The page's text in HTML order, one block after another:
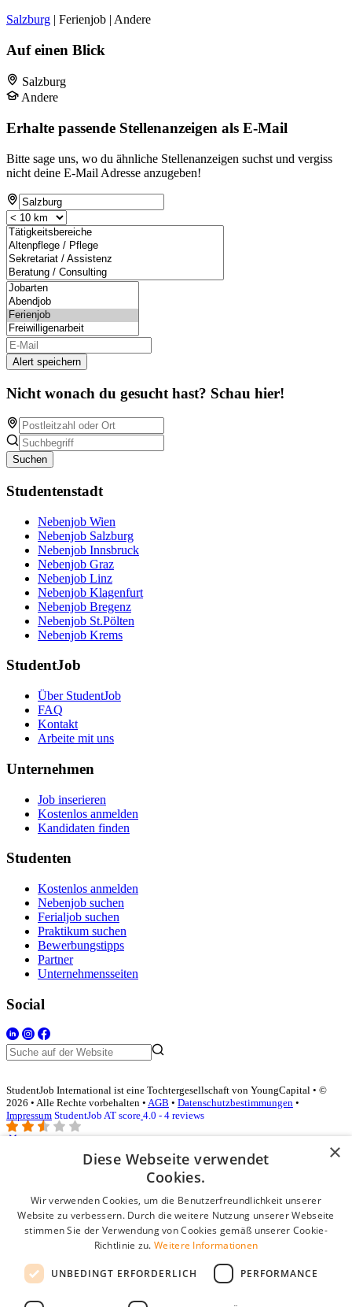
Salzburg | Ferienjob | Andere
Auf einen Blick
Salzburg
Andere
Erhalte passende Stellenanzeigen als E-Mail
Bitte sage uns, wo du ähnliche Stellenanzeigen suchst und vergiss
nicht deine E-Mail Adresse anzugeben!
Alert speichern
Nicht wonach du gesucht hast? Schau hier!
Suchen
Studentenstadt
Nebenjob Wien
Nebenjob Salzburg
Nebenjob Innsbruck
Nebenjob Graz
Nebenjob Linz
Nebenjob Klagenfurt
Nebenjob Bregenz
Nebenjob St.Pölten
Nebenjob Krems
StudentJob
Über StudentJob
FAQ
Kontakt
Arbeite mit uns
Unternehmen
Job inserieren
Kostenlos anmelden
Kandidaten finden
Studenten
Kostenlos anmelden
Nebenjob suchen
Ferialjob suchen
Praktikum suchen
Bewerbungstipps
Partner
Unternehmensseiten
Social
StudentJob International ist eine Tochtergesellschaft von YoungCapital • ©
2026 • Alle Rechte vorbehalten • AGB • Datenschutzbestimmungen •
Impressum StudentJob AT score 4.0 - 4 reviews
Login für Unternehmen
E-Mail*
Passwort
Angemeldet bleiben
Passwort vergessen?
×
Diese Webseite verwendet
Cookies.
Wir verwenden Cookies, um die Benutzerfreundlichkeit unserer
Website zu verbessern. Durch die weitere Nutzung unserer Webseite
stimmen Sie der Verwendung von Cookies gemäß unserer Cookie-
Richtlinie zu. Weitere Informationen
UNBEDINGT ERFORDERLICH PERFORMANCE